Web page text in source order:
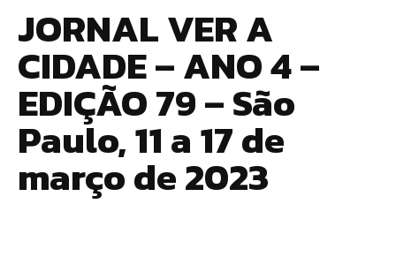
JORNAL VER A
CIDADE – ANO 4 –
EDIÇÃO 79 – São
Paulo, 11 a 17 de
março de 2023